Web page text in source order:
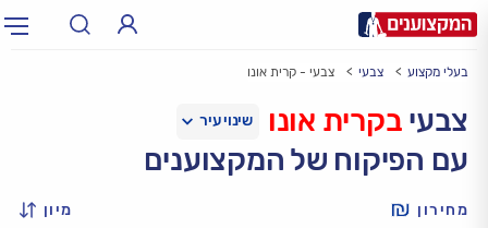
עירעיר: תל אביב, חיפה…
בעלי מקצוע צבעי צבעי - קרית אונו
צבעי בקרית אונו
עם הפיקוח של המקצוענים
מחירון מיון